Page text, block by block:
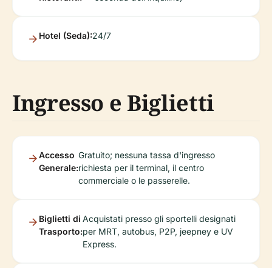
Hotel (Seda):24/7
Ingresso e Biglietti
Accesso
Generale:
Gratuito; nessuna tassa d'ingresso
richiesta per il terminal, il centro
commerciale o le passerelle.
Biglietti di
Trasporto:
Acquistati presso gli sportelli designati
per MRT, autobus, P2P, jeepney e UV
Express.